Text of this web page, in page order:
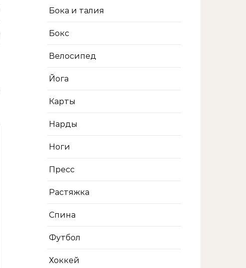
Бока и талия
Бокс
Велосипед
Йога
Карты
Нарды
Ноги
Пресс
Растяжка
Спина
Футбол
Хоккей